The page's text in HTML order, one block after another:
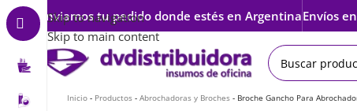
Skip to navigation
Skip to main content
Enviamos tu pedido donde estés en ArgentinaEnvíos
Inicio - Productos - Abrochadoras y Broches - Broche Gancho Para